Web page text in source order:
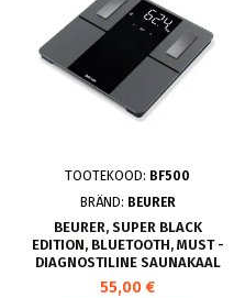
TOOTEKOOD: BF500
BRÄND: BEURER
BEURER, SUPER BLACK
EDITION, BLUETOOTH, MUST -
DIAGNOSTILINE SAUNAKAAL
BF500
55,00 €